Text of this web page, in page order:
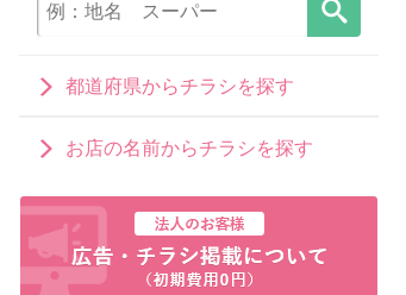
都道府県からチラシを探す
お店の名前からチラシを探す